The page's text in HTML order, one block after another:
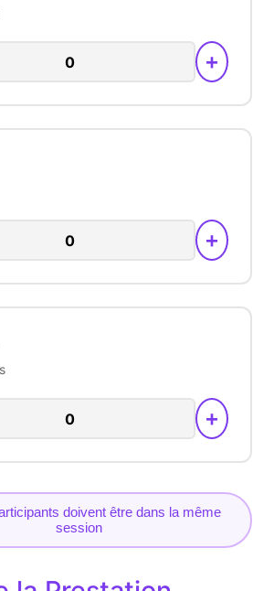
+
+
+
doivent être dans la même
session